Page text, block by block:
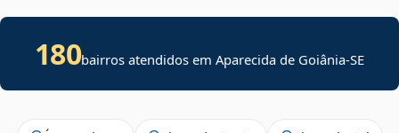
180bairros atendidos emAparecida de Goiânia-SE